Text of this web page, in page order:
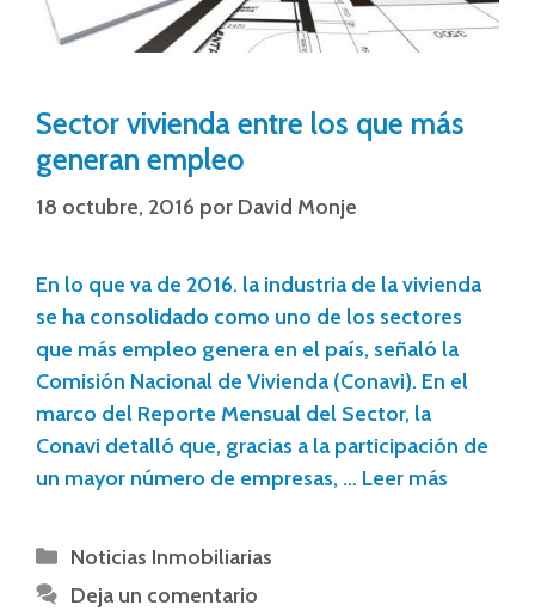
Sector vivienda entre los que más
generan empleo
18 octubre, 2016 por David Monje
En lo que va de 2016. la industria de la vivienda
se ha consolidado como uno de los sectores
que más empleo genera en el país, señaló la
Comisión Nacional de Vivienda (Conavi). En el
marco del Reporte Mensual del Sector, la
Conavi detalló que, gracias a la participación de
un mayor número de empresas, … Leer más
Noticias Inmobiliarias
Deja un comentario